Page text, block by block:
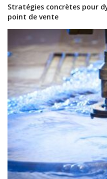
Stratégies concrètes pour
point de vente